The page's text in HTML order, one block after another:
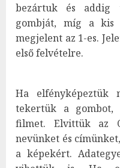
bezártuk és addig
gombját, míg a
megjelent az 1-es.
első felvételre.
Ha elfényképeztük
tekertük a
filmet. Elvittük az
nevünket és
a képekért.